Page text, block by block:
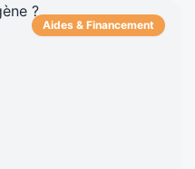
Aides & Financement